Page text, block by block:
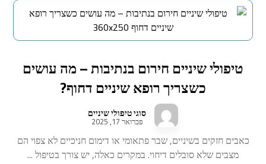
טיפולי שיניים חירום בנתיבות – מה עושים
כשצריך רופא שיניים דחוף?
סוגי טיפולי שיניים
פברואר 17, 2025
כאבים חזקים בשיניים, שבר פתאומי או דימום חניכיים לא צפוי הם
מצבים שלא סובלים דיחוי. במקרים כאלה, יש צורך בטיפול ...